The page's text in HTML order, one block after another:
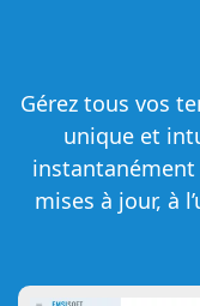
Gérez tous vos
unique et
instantanément
mises à jour, à